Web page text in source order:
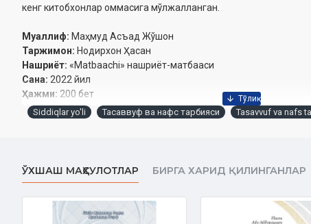
кенг китобхонлар оммасига мўлжалланган.
Муаллиф: Маҳмуд Асъад Жўшон
Таржимон: Нодирхон Ҳасан
Нашриёт: «Matbaachi» нашриёт-матбааси
Сана: 2022 йил
Ҳажми: 200 бет
ISBN:978-9943-8225-4-2
Ўзбекистон Республикаси Вазирлар Маҳкамаси ҳузуридаги
Мундарижа
Siddiqlar yo'li Тасаввуф ва нафс тарбияси Tasavvuf va nafs
ЎХШАШ МАҲСУЛОТЛАР БИРГА ХАРИД ҚИЛИНГАНЛАР